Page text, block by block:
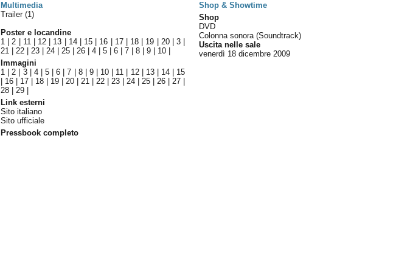
Multimedia
Shop & Showtime
Trailer (1)
Poster e locandine
1 |2 11| 12 13 14| 15 16 17| 18 19 20|3
21 |22 |23 |24 |25 |26 |4 |5 |6 |7 |8 |9 10
Immagini
1 |2 3| 4|5 |6 |7 8| 9| 10 11 12| 13| 14
15
16 17 18 19 |20 |21 |22 |23 |24 |25 |26 |27
28 |29
Link esterni
Sito italiano
Sito ufficiale
Pressbook completo
Shop
DVD
Colonna sonora (Soundtrack)
Uscita nelle sale
venerdì 18 dicembre 2009